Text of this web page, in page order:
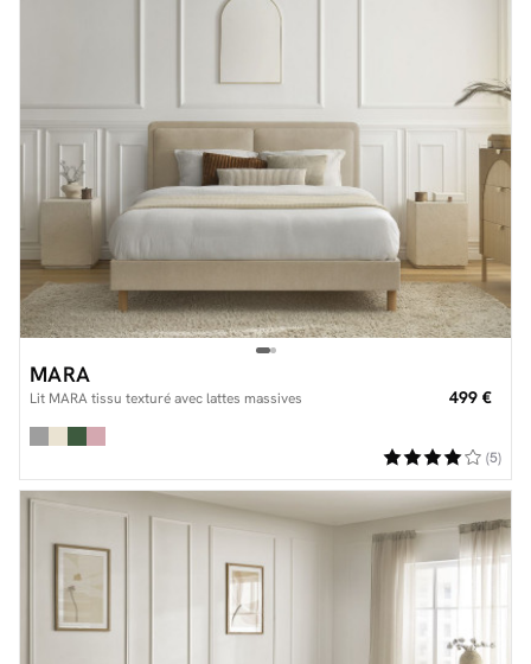
MARA
Lit MARA tissu texturé avec lattes massives 499 €
(5)